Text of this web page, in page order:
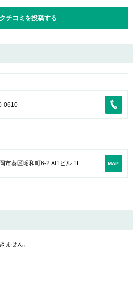
クチコミを投稿する
0610
市葵区昭和町6-2 AI1ビル 1F MAP
ません。